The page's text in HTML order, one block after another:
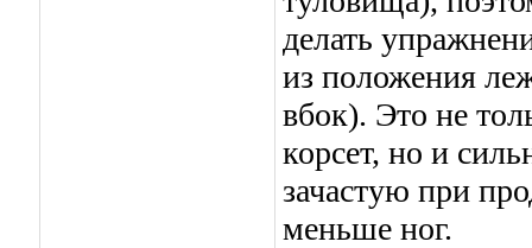
делать
из положения
вбок). Это не
корсет, но и
зачастую при
меньше ног.